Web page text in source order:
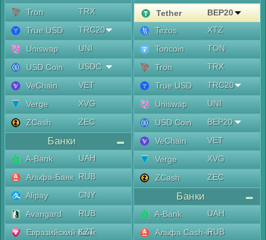
Tron
TRX
True USD
TRC20
Uniswap
UNI
USD Coin
USDC
VeChain
VET
Verge
XVG
ZCash
ZEC
Банки
A-Bank
UAH
Альфа-Банк RUB
Alipay
CNY
Avangard
RUB
Евразийский банк
KZT
Tether
BEP20
Tezos
XTZ
Toncoin
TON
Tron
TRX
True USD
TRC20
Uniswap
UNI
USD Coin
BEP20
VeChain
VET
Verge
XVG
ZCash
ZEC
Банки
A-Bank
UAH
Альфа Cash-inRUB